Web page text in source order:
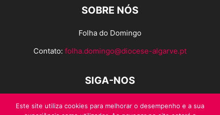
SOBRE NÓS
Folha do Domingo
Contato: folha.domingo@diocese-algarve.pt
SIGA-NOS
Este site utiliza cookies para melhorar o desempenho e a sua